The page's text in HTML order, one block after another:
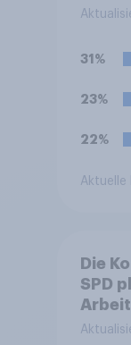
bei
zum
31%
23%
22%
Aktuelle
Die
SPD